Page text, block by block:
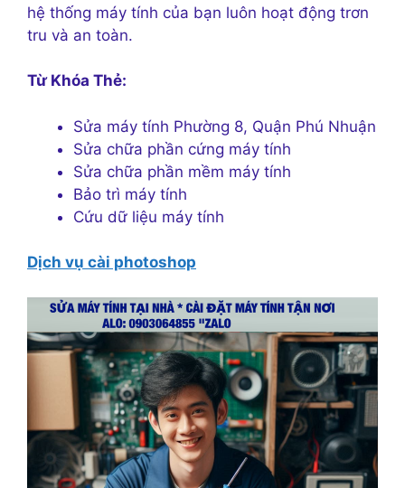
hệ thống máy tính của bạn luôn hoạt động trơn
tru và an toàn.
Từ Khóa Thẻ:
Sửa máy tính Phường 8, Quận Phú Nhuận
Sửa chữa phần cứng máy tính
Sửa chữa phần mềm máy tính
Bảo trì máy tính
Cứu dữ liệu máy tính
Dịch vụ cài photoshop